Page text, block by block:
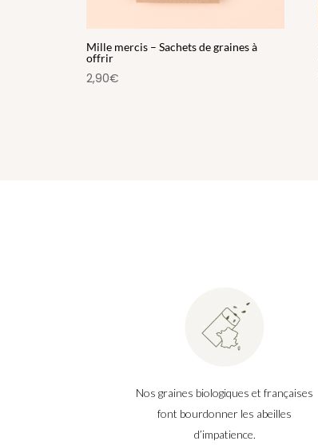
Mille mercis – Sachets de graines à
offrir
2,90€
Nos graines biologiques et françaises
font bourdonner les abeilles
d’impatience.